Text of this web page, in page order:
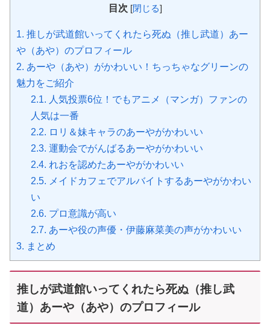
目次 [閉じる]
1. 推しが武道館いってくれたら死ぬ（推し武道）あー
や（あや）のプロフィール
2. あーや（あや）がかわいい！ちっちゃなグリーンの
魅力をご紹介
2.1. 人気投票6位！でもアニメ（マンガ）ファンの
人気は一番
2.2. ロリ＆妹キャラのあーやがかわいい
2.3. 運動会でがんばるあーやがかわいい
2.4. れおを認めたあーやがかわいい
2.5. メイドカフェでアルバイトするあーやがかわい
い
2.6. プロ意識が高い
2.7. あーや役の声優・伊藤麻菜美の声がかわいい
3. まとめ
推しが武道館いってくれたら死ぬ（推し武
道）あーや（あや）のプロフィール